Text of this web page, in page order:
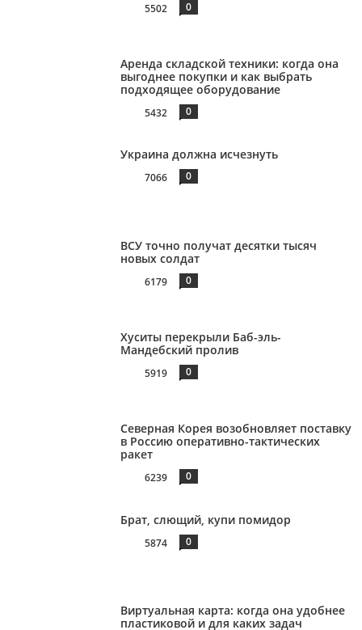
5502 0
Аренда складской техники: когда она
выгоднее покупки и как выбрать
подходящее оборудование
5432 0
Украина должна исчезнуть
7066 0
ВСУ точно получат десятки тысяч
новых солдат
6179 0
Хуситы перекрыли Баб-эль-
Мандебский пролив
5919 0
Северная Корея возобновляет поставку
в Россию оперативно-тактических
ракет
6239 0
Брат, слющий, купи помидор
5874 0
Виртуальная карта: когда она удобнее
пластиковой и для каких задач